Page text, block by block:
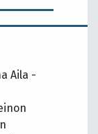
Aila -